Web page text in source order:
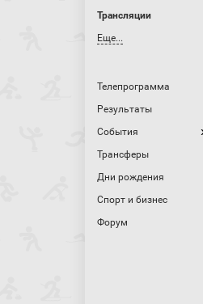
Трансляции
Еще...
Телепрограмма
Результаты
События
Трансферы
Дни рождения
Спорт и бизнес
Форум